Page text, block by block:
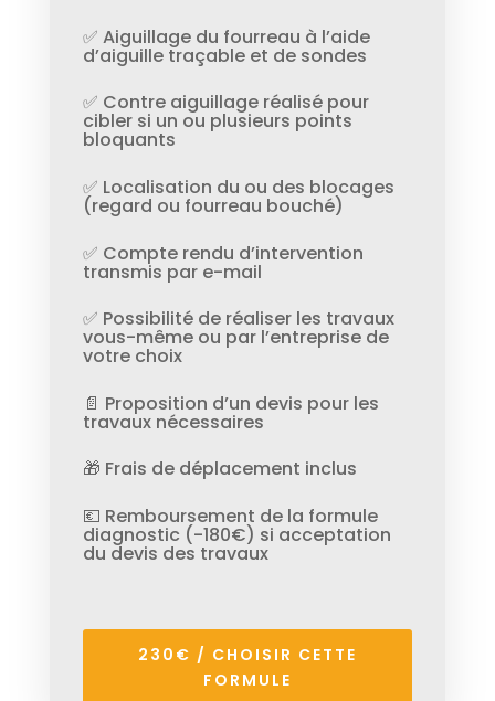
✅ Aiguillage du fourreau à l’aide
d’aiguille traçable et de sondes
✅ Contre aiguillage réalisé pour
cibler si un ou plusieurs points
bloquants
✅ Localisation du ou des blocages
(regard ou fourreau bouché)
✅ Compte rendu d’intervention
transmis par e-mail
✅ Possibilité de réaliser les travaux
vous-même ou par l’entreprise de
votre choix
📄 Proposition d’un devis pour les
travaux nécessaires
🎁 Frais de déplacement inclus
💶 Remboursement de la formule
diagnostic (-180€) si acceptation
du devis des travaux
230€ / CHOISIR CETTE
FORMULE